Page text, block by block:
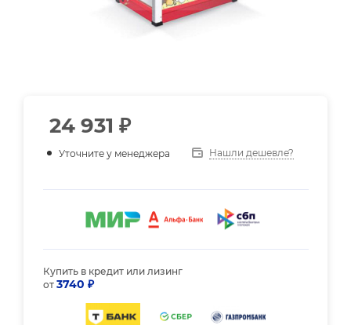
24 931 ₽
Уточните у менеджера Нашли дешевле?
Купить в кредит или лизинг
от 3740 ₽